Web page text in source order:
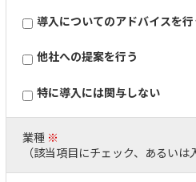
導入についてのアドバイスを行
他社への提案を行う
特に導入には関与しない
業種 ※
（該当項目にチェック、あるいは